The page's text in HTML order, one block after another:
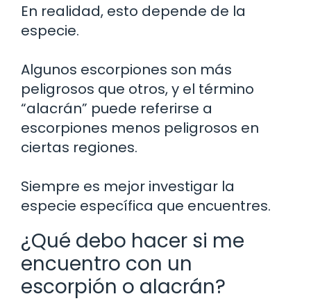
En realidad, esto depende de la
especie.
Algunos escorpiones son más
peligrosos que otros, y el término
“alacrán” puede referirse a
escorpiones menos peligrosos en
ciertas regiones.
Siempre es mejor investigar la
especie específica que encuentres.
¿Qué debo hacer si me
encuentro con un
escorpión o alacrán?